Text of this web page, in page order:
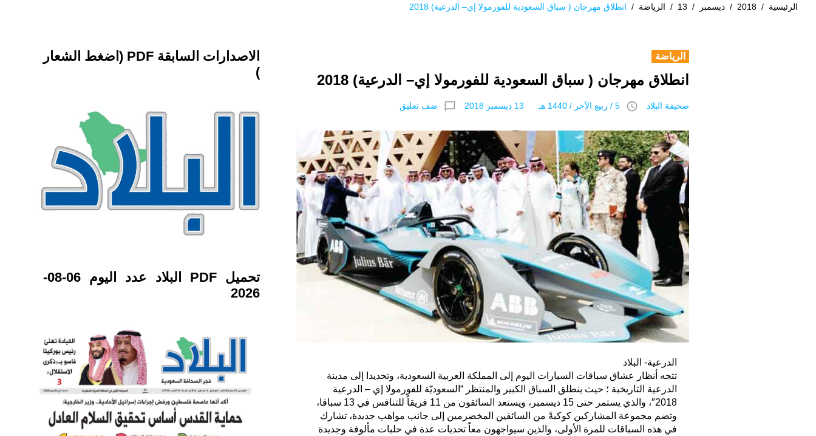
الرئيسية /
2018
/ ديسمبر /
13
/ الرياضة / انطلاق مهرجان ( سباق السعودية للفورمولا إي– الدرعية) 2018
الرياضة
انطلاق مهرجان ( سباق السعودية للفورمولا إي– الدرعية) 2018
صحيفة البلاد access_time 5 / ربيع الآخر / 1440 هـ 13 ديسمبر 2018 chat_bubble_outline ضف تعليق
الدرعية- البلاد
تتجه أنظار عشاق سباقات السيارات اليوم إلى المملكة العربية السعودية، وتحديدا إلى مدينة
الدرعية التاريخية ؛ حيث ينطلق السباق الكبير والمنتظر “السعوديّة للفورمولا إي – الدرعية
2018″، والذي يستمر حتى 15 ديسمبر، ويستعد السائقون من 11 فريقاً للتنافس في 13 سباقا،
وتضم مجموعة المشاركين كوكبةً من السائقين المخضرمين إلى جانب مواهب جديدة، تشارك
في هذه السباقات للمرة الأولى، والذين سيواجهون معاً تحديات عدة في حلبات مألوفة وجديدة
الاصدارات السابقة PDF (اضغط الشعار
)
تحميل PDF البلاد عدد اليوم 06-08-
2026